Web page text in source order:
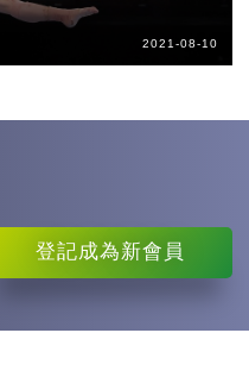
2021-08-10
登記成為新會員